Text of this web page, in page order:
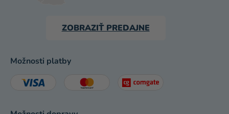
ZOBRAZIŤ PREDAJNE
Možnosti platby